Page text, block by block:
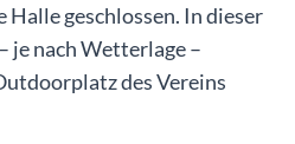
Halle geschlossen. In dieser
je nach Wetterlage –
des Vereins